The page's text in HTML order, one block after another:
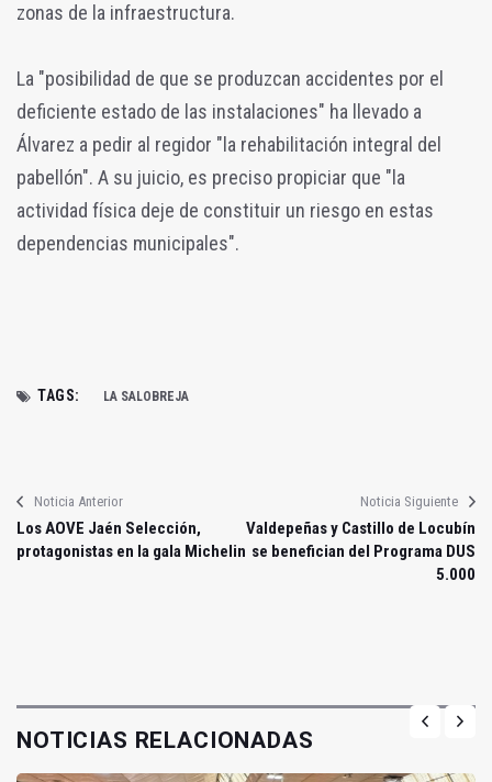
zonas de la infraestructura.
La "posibilidad de que se produzcan accidentes por el
deficiente estado de las instalaciones" ha llevado a
Álvarez a pedir al regidor "la rehabilitación integral del
pabellón". A su juicio, es preciso propiciar que "la
actividad física deje de constituir un riesgo en estas
dependencias municipales".
TAGS: LA SALOBREJA
Noticia Anterior
Los AOVE Jaén Selección,
protagonistas en la gala Michelin
Noticia Siguiente
Valdepeñas y Castillo de Locubín
se benefician del Programa DUS
5.000
NOTICIAS RELACIONADAS